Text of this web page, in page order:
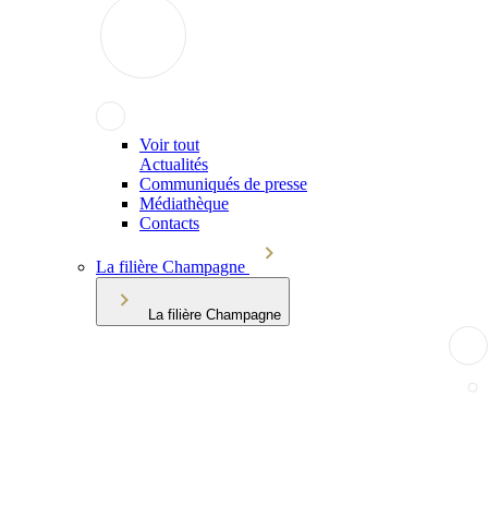
Voir tout
Actualités
Communiqués de presse
Médiathèque
Contacts
La filière Champagne
La filière Champagne